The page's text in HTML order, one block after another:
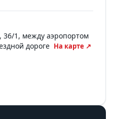
36/1, между аэропортом
дороге На карте ↗